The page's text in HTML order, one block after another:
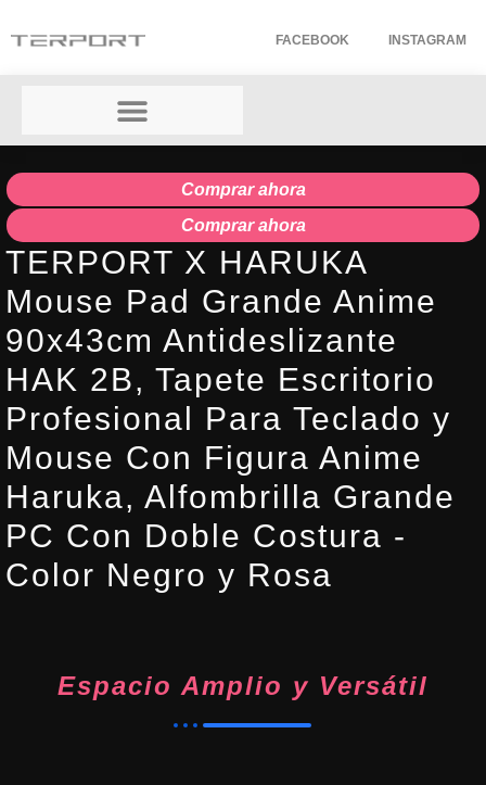
FACEBOOK INSTAGRAM
Comprar ahora
Comprar ahora
TERPORT X HARUKA
Mouse Pad Grande Anime
90x43cm Antideslizante
HAK 2B, Tapete Escritorio
Profesional Para Teclado y
Mouse Con Figura Anime
Haruka, Alfombrilla Grande
PC Con Doble Costura -
Color Negro y Rosa
Espacio Amplio y Versátil